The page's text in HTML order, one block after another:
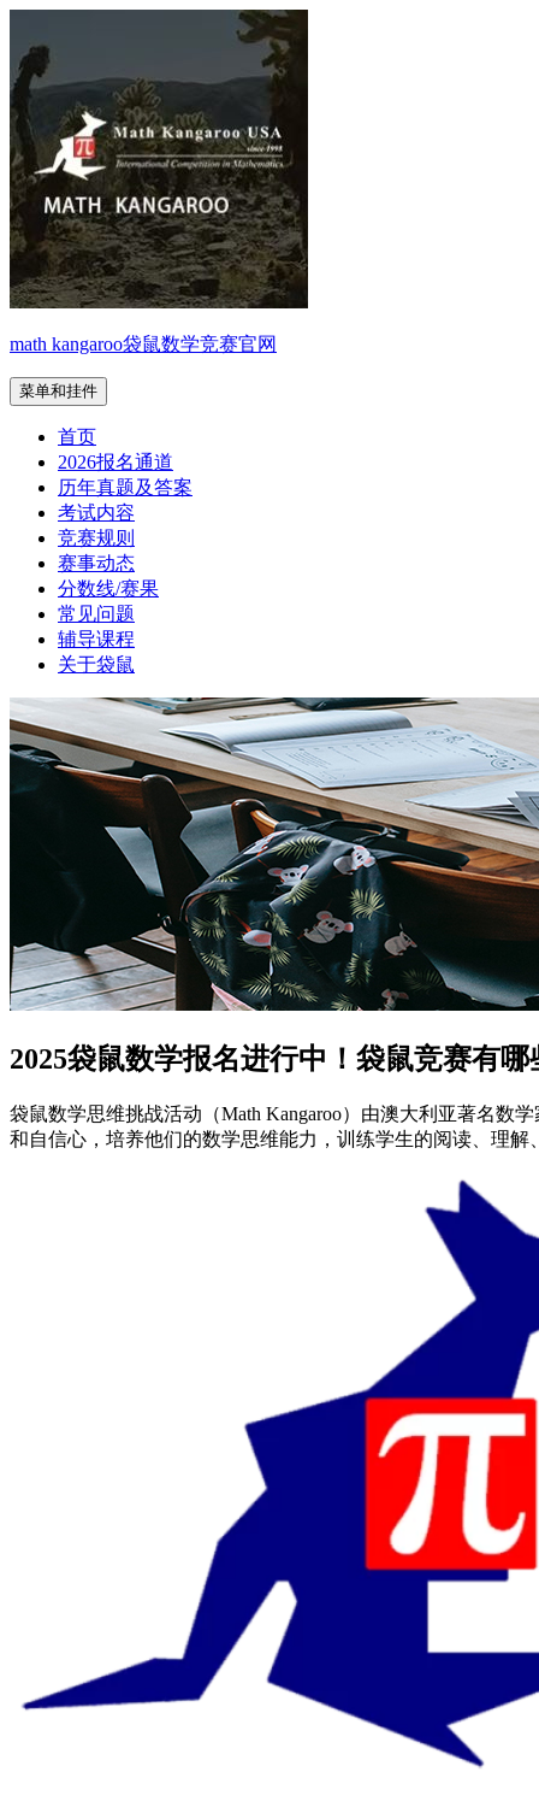
内
容
math kangaroo袋鼠数学竞赛官网
菜单和挂件
首页
2026报名通道
历年真题及答案
考试内容
竞赛规则
赛事动态
分数线/赛果
常见问题
辅导课程
关于袋鼠
2025袋鼠数学报名进行中！袋鼠竞赛有
袋鼠数学思维挑战活动（Math Kangaroo）由澳大利亚著名数
和自信心，培养他们的数学思维能力，训练学生的阅读、理解